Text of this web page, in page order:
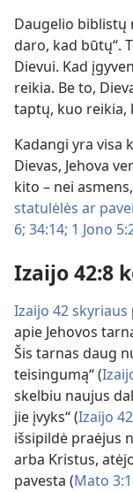
Daugelio biblistų
daro, kad būtų“.
Dievui. Kad
reikia. Be to,
taptų, kuo reikia,
Kadangi yra visa
Dievas, Jehova
kito – nei
statulėlės ar
6; 34:14; 1 Jono
Izaijo 42:8
Izaijo 42 skyriaus
apie Jehovos
Šis tarnas daug
teisingumą“ (
skelbiu naujus
jie įvyks“ (Izaijo
išsipildė praėjus
arba Kristus,
pavesta (Mato